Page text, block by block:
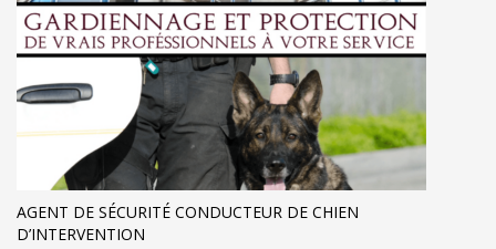
AGENT DE SÉCURITÉ CONDUCTEUR DE CHIEN
D’INTERVENTION